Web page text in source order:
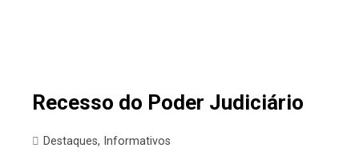
Recesso do Poder Judiciário
Destaques, Informativos